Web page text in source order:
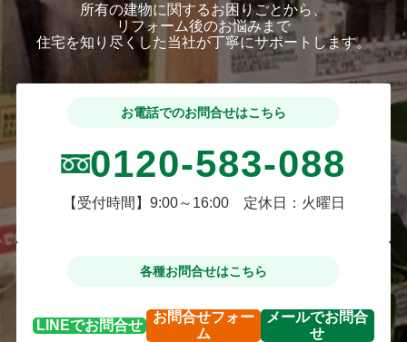
所有の建物に関するお困りごとから、
リフォーム後のお悩みまで
住宅を知り尽くした当社が丁寧にサポートします。
お電話でのお問合せはこちら
0120-583-088
【受付時間】9:00～16:00 定休日：火曜日
各種お問合せはこちら
LINEでお問合せ
お問合せフォー
ム
メールでお問合
せ